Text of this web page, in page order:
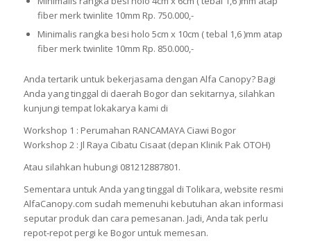
fiber merk twinlite 10mm Rp. 750.000,-
Minimalis rangka besi holo 5cm x 10cm ( tebal 1,6 )mm atap
fiber merk twinlite 10mm Rp. 850.000,-
Anda tertarik untuk bekerjasama dengan Alfa Canopy? Bagi
Anda yang tinggal di daerah Bogor dan sekitarnya, silahkan
kunjungi tempat lokakarya kami di
Workshop 1 : Perumahan RANCAMAYA Ciawi Bogor
Workshop 2 : Jl Raya Cibatu Cisaat (depan Klinik Pak OTOH)
Atau silahkan hubungi 081212887801.
Sementara untuk Anda yang tinggal di Tolikara, website resmi
AlfaCanopy.com sudah memenuhi kebutuhan akan informasi
seputar produk dan cara pemesanan. Jadi, Anda tak perlu
repot-repot pergi ke Bogor untuk memesan.